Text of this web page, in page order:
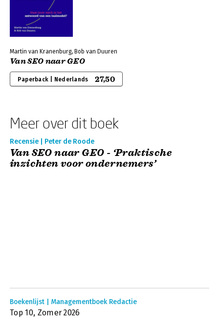
Martin van Kranenburg, Bob van Duuren
Van SEO naar GEO
Paperback | Nederlands 27,50
Meer over dit boek
Recensie | Peter de Roode
Van SEO naar GEO - ‘Praktische
inzichten voor ondernemers’
Boekenlijst | Managementboek Redactie
Top 10, Zomer 2026